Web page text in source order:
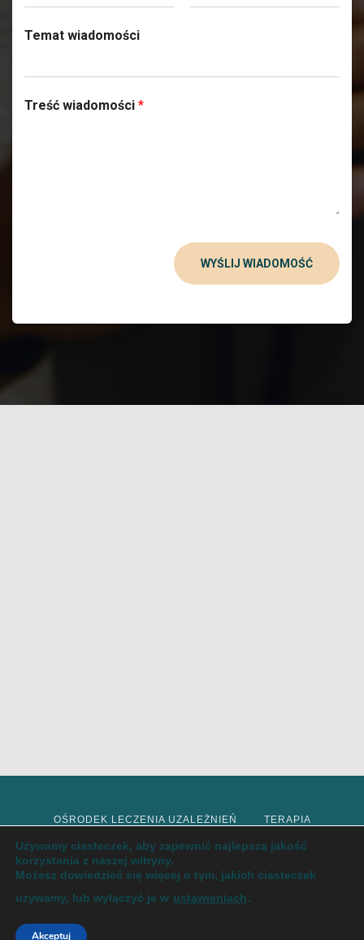
Temat wiadomości
Treść wiadomości *
WYŚLIJ WIADOMOŚĆ
OŚRODEK LECZENIA UZALEŻNIEŃ TERAPIA
DETOKS INTERWENCJA KRYZYSOWA
LECZENIE UZALEŻNIEŃ ODTRUCIE
Używamy ciasteczek, aby zapewnić najlepszą jakość
korzystania z naszej witryny.
Możesz dowiedzieć się więcej o tym, jakich ciasteczek
używamy, lub wyłączyć je w ustawieniach.
Akceptuj